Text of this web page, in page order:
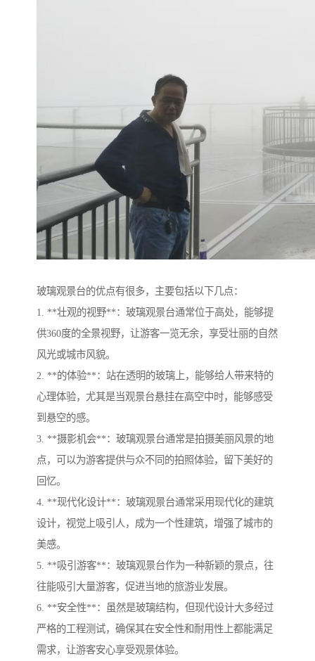
玻璃观景台的优点有很多，主要包括以下几点：
1. **壮观的视野**：玻璃观景台通常位于高处，能够提
供360度的全景视野，让游客一览无余，享受壮丽的自然
风光或城市风貌。
2. **的体验**：站在透明的玻璃上，能够给人带来特的
心理体验，尤其是当观景台悬挂在高空中时，能够感受
到悬空的感。
3. **摄影机会**：玻璃观景台通常是拍摄美丽风景的地
点，可以为游客提供与众不同的拍照体验，留下美好的
回忆。
4. **现代化设计**：玻璃观景台通常采用现代化的建筑
设计，视觉上吸引人，成为一个性建筑，增强了城市的
美感。
5. **吸引游客**：玻璃观景台作为一种新颖的景点，往
往能吸引大量游客，促进当地的旅游业发展。
6. **安全性**：虽然是玻璃结构，但现代设计大多经过
严格的工程测试，确保其在安全性和耐用性上都能满足
需求，让游客安心享受观景体验。